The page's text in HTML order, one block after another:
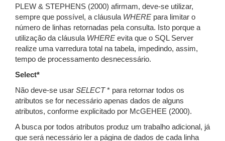
PLEW & STEPHENS (2000) afirmam, deve-se utilizar,
sempre que possível, a cláusula WHERE para limitar o
número de linhas retornadas pela consulta. Isto porque a
utilização da cláusula WHERE evita que o SQL Server
realize uma varredura total na tabela, impedindo, assim,
tempo de processamento desnecessário.
Select*
Não deve-se usar SELECT* para retornar todos os
atributos se for necessário apenas dados de alguns
atributos, conforme explicitado por McGEHEE (2000).
A busca por todos atributos produz um trabalho adicional, já
que será necessário ler a página de dados de cada linha